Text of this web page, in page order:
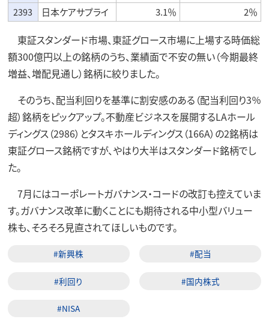
2393
日本ケアサプライ 3.1％ 2％
東証スタンダード市場、東証グロース市場に上場する時価総
額300億円以上の銘柄のうち、業績面で不安の無い（今期最終
増益、増配見通し）銘柄に絞りました。
そのうち、配当利回りを基準に割安感のある（配当利回り3％
超）銘柄をピックアップ。不動産ビジネスを展開するLAホール
ディングス（2986）とタスキホールディングス（166A）の2銘柄は
東証グロース銘柄ですが、やはり大半はスタンダード銘柄でし
た。
7月にはコーポレートガバナンス・コードの改訂も控えていま
す。ガバナンス改革に動くことにも期待される中小型バリュー
株も、そろそろ見直されてほしいものです。
#新興株 #配当
#利回り #国内株式
#NISA